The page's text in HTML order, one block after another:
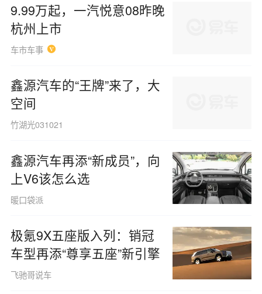
9.99万起，一汽悦意08昨晚
杭州上市
车市车事
鑫源汽车的“王牌”来了，大
空间
竹湖光031021
鑫源汽车再添“新成员”，向
上V6该怎么选
暖口袋派
极氪9X五座版入列：销冠
车型再添“尊享五座”新引擎
飞驰哥说车